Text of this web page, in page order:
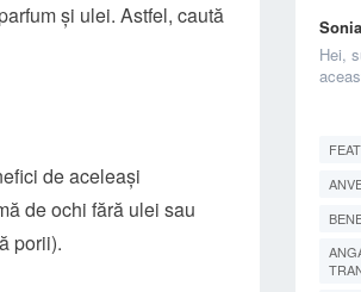
și ulei. Astfel, caută
de aceleași
de ochi fără ulei sau
porii).
Sonia
Hei,